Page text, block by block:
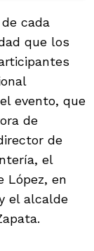
cada
que los
evento, que
de
de
el
López, en
el alcalde